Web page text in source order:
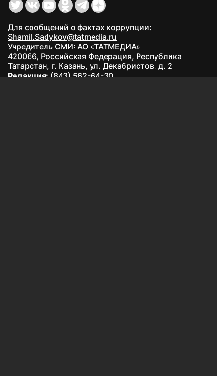
Для сообщений о фактах коррупции:
Shamil.Sadykov@tatmedia.ru
Учредитель СМИ: АО «ТАТМЕДИА»
420066, Российская Федерация, Республика
Татарстан, г. Казань, ул. Декабристов, д. 2
Редакция: (843) 562-64-30